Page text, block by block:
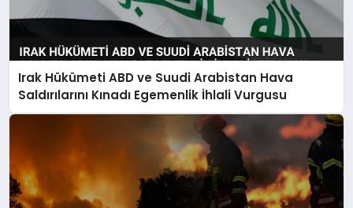
Irak Hükümeti ABD ve Suudi Arabistan Hava
Saldırılarını Kınadı Egemenlik İhlali Vurgusu